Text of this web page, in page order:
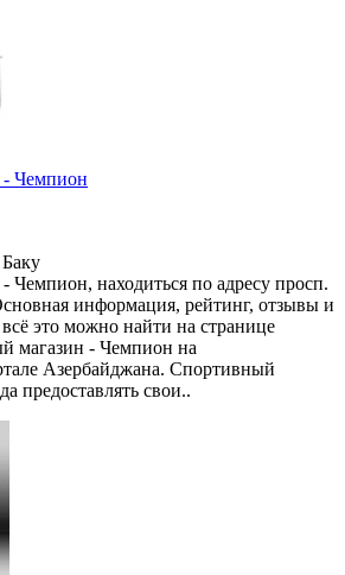
Чемпион
Чемпион, находиться по адресу просп.
информация, рейтинг, отзывы и
это можно найти на странице
магазин - Чемпион на
Азербайджана. Спортивный
предоставлять свои..